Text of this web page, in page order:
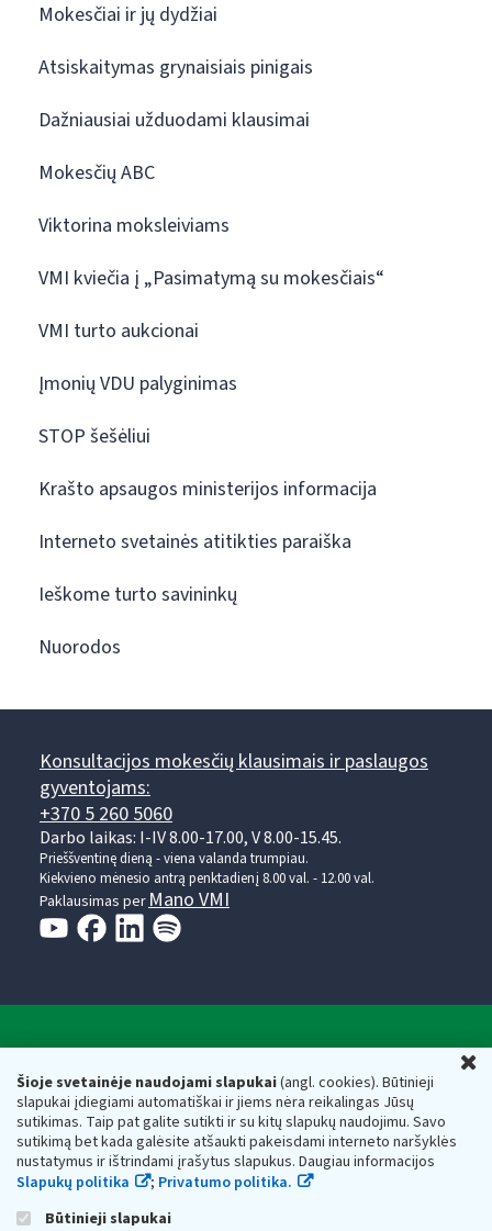
Šioje svetainėje naudojami slapukai(angl. cookies). Būtinieji
slapukai įdiegiami automatiškai ir jiems nėra reikalingas Jūsų
sutikimas. Taip pat galite sutikti ir su kitų slapukų naudojimu. Savo
sutikimą bet kada galėsite atšaukti pakeisdami interneto naršyklės
nustatymus ir ištrindami įrašytus slapukus. Daugiau informacijos
Slapukų politika
; Privatumo politika.
Būtinieji slapukai
Mokesčiai ir jų dydžiai
Atsiskaitymas grynaisiais pinigais
Dažniausiai užduodami klausimai
Mokesčių ABC
Viktorina moksleiviams
VMI kviečia į „Pasimatymą su mokesčiais“
VMI turto aukcionai
Įmonių VDU palyginimas
STOP šešėliui
Krašto apsaugos ministerijos informacija
Interneto svetainės atitikties paraiška
Ieškome turto savininkų
Nuorodos
Konsultacijos mokesčių klausimais ir paslaugos
gyventojams:
+370 5 260 5060
Darbo laikas: I-IV 8.00-17.00, V 8.00-15.45.
Prieššventinę dieną - viena valanda trumpiau.
Kiekvieno mėnesio antrą penktadienį 8.00 val. - 12.00 val.
Paklausimas per Mano VMI
Respublikos finansų ministerijos
Biudžetinė įstaiga. Juridinio asmens kodas — 188659752,
adresas: Vasario 16-osios g. 14, 01107 Vilnius, Lietuva, el.paštas:
vmi@vmi.lt, E. pristatymo dėžutės adresas 188659752
Duomenys apie Valstybinę mokesčių inspekciją prie Lietuvos
Respublikos finansų ministerijos kaupiami ir saugomi Juridinių